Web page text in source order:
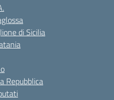
di Sicilia
Repubblica